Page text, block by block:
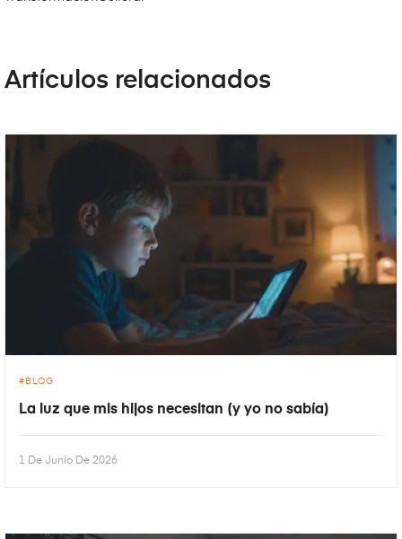
Artículos relacionados
BLOG
La luz que mis hijos necesitan (y yo no sabía)
1 De Junio De 2026